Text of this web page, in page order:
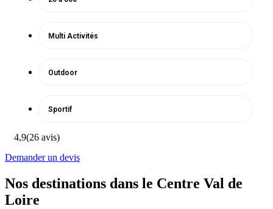
Multi Activités
Outdoor
Sportif
4,9(26 avis)
Demander un devis
Nos destinations dans le Centre Val de
Loire